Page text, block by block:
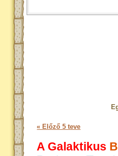
« Előző 5 teve
A Galaktikus